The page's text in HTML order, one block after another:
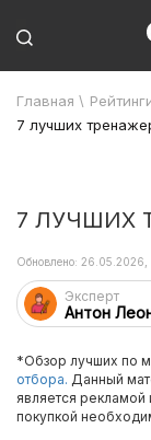
Главная \
7 лучших
7 ЛУЧШИХ
Эксперт
Антон
Обновлено: 26.05.2026,
*Обзор лучших по
отбора. Данный
является
покупкой